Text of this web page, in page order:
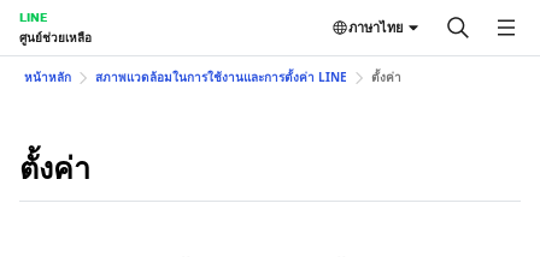
LINE
ศูนย์ช่วยเหลือ
ภาษาไทย
หน้าหลัก สภาพแวดล้อมในการใช้งานและการตั้งค่า LINE ตั้งค่า
ตั้งค่า